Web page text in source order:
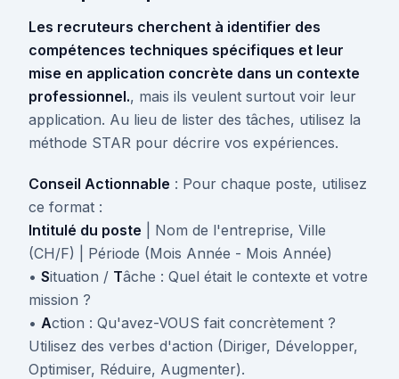
Les recruteurs cherchent à identifier des
compétences techniques spécifiques et leur
mise en application concrète dans un contexte
professionnel., mais ils veulent surtout voir leur
application. Au lieu de lister des tâches, utilisez la
méthode STAR pour décrire vos expériences.
Conseil Actionnable : Pour chaque poste, utilisez
ce format :
Intitulé du poste | Nom de l'entreprise, Ville
(CH/F) | Période (Mois Année - Mois Année)
• Situation / Tâche : Quel était le contexte et votre
mission ?
• Action : Qu'avez-VOUS fait concrètement ?
Utilisez des verbes d'action (Diriger, Développer,
Optimiser, Réduire, Augmenter).